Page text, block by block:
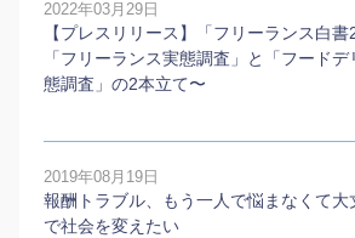
2022年03月29日
【プレスリリース】「フリーランス白
「フリーランス実態調査」と「フード
態調査」の2本⽴て〜
2019年08月19日
報酬トラブル、もう一人で悩まなくて大
で社会を変えたい